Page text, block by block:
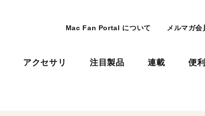
Mac Fan Portal について メルマガ会
アクセサリ 注目製品 連載 便